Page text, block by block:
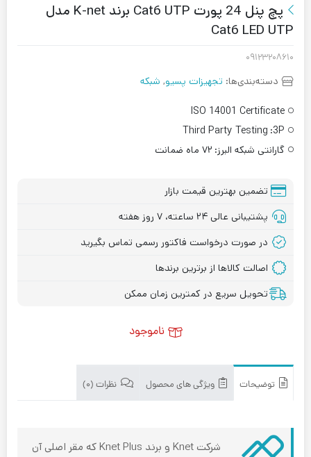
پچ پنل 24 پورت Cat6 UTP برند K-net مدل
Cat6 LED UTP
۰۹۱۲۳۲۰۸۶۱۰
دسته‌بندی‌ها: تجهیزات پسیو, شبکه
ISO 14001 Certificate
3P:
Third Party Testing
گارانتی شبکه البرز: ۷۲ ماه ضمانت
تضمین بهترین قیمت بازار
پشتیبانی عالی ۲۴ ساعته، ۷ روز هفته
در صورت درخواست فاکتور رسمی تماس بگیرید
اصالت کالاها از برترین برندها
تحویل سریع در کمترین زمان ممکن
ناموجود
توضیحات ویژگی های محصول نظرات (۰)
شرکت Knet و برند Knet Plus که مقر اصلی آن